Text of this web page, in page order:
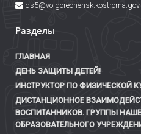
Разделы
ГЛАВНАЯ
ДЕНЬ ЗАЩИТЫ ДЕТЕЙ!
ИНСТРУКТОР ПО ФИЗИЧЕСКОЙ
ДИСТАНЦИОННОЕ
ВОСПИТАННИКОВ. ГРУППЫ
ОБРАЗОВАТЕЛЬНОГО